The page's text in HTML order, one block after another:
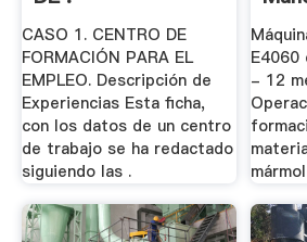
CASO 1. CENTRO DE
FORMACIÓN PARA EL
EMPLEO. Descripción de
Experiencias Esta ficha,
con los datos de un centro
de trabajo se ha redactado
siguiendo las .
E4060
- 12